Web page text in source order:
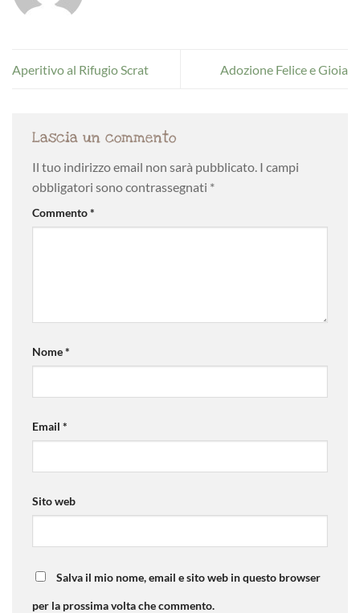
Aperitivo al Rifugio Scrat Adozione Felice e Gioia
Lascia un commento
Il tuo indirizzo email non sarà pubblicato. I campi
obbligatori sono contrassegnati *
Commento*
Nome*
Email *
Sito web
Salva il mio nome, email e sito web in questo browser
per la prossima volta che commento.